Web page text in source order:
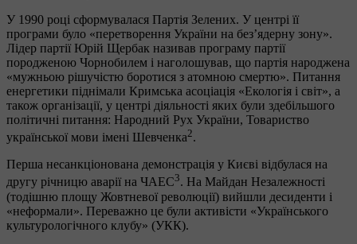
У 1990 році сформувалася Партія Зелених. У центрі її
програми було «перетворення України на без’ядерну зону».
Лідер партії Юрій Щербак називав програму партії
породженою Чорнобилем і наголошував, що партія народжена
«мужньою рішучістю боротися з атомною смертю». Питання
енергетики піднімали Кримська асоціація «Екологія і світ», а
також організації, у центрі діяльності яких були здебільшого
політичні питання: Народний Рух України, Товариство
української мови імені Шевченка2.
Перша несанкціонована демонстрація у Києві відбулася на
другу річницю аварії на ЧАЕС3. На Майдан Незалежності
(тодішню площу Жовтневої революції) вийшли десиденти і
«неформали». Переважно це були активісти «Українського
культурологічного клубу» (УКК).